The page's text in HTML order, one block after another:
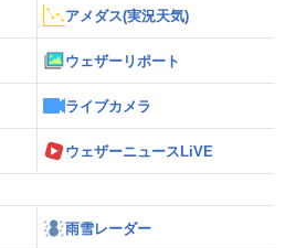
アメダス(実況天気)
ウェザーリポート
ライブカメラ
ウェザーニュースLiVE
雨雪レーダー